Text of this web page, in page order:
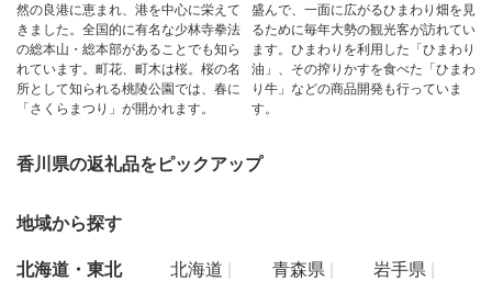
然の良港に恵まれ、港を中心に栄えて
きました。全国的に有名な少林寺拳法
の総本山・総本部があることでも知ら
れています。町花、町木は桜。桜の名
所として知られる桃陵公園では、春に
「さくらまつり」が開かれます。
盛んで、一面に広がるひまわり畑を見
るために毎年大勢の観光客が訪れてい
ます。ひまわりを利用した「ひまわり
油」、その搾りかすを食べた「ひまわ
り牛」などの商品開発も行っていま
す。
香川県の返礼品をピックアップ
地域から探す
北海道・東北 北海道 青森県
岩手県